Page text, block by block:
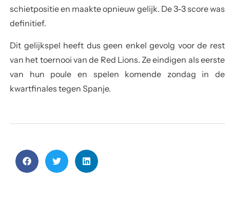
schietpositie en maakte opnieuw gelijk. De 3-3 score was
definitief.
Dit gelijkspel heeft dus geen enkel gevolg voor de rest
van het toernooi van de Red Lions. Ze eindigen als eerste
van hun poule en spelen komende zondag in de
kwartfinales tegen Spanje.